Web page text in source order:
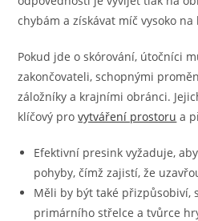
chybám a získávat míč vysoko
Pokud jde o skórování, útočníci
zakončovateli, schopnými
záložníky a krajními obránci.
klíčový provytváření prostoru a
Efektivní presink vyžaduje,
pohyby, čímž zajistí, že
Měli by být také
primárního střelce a tvůrce